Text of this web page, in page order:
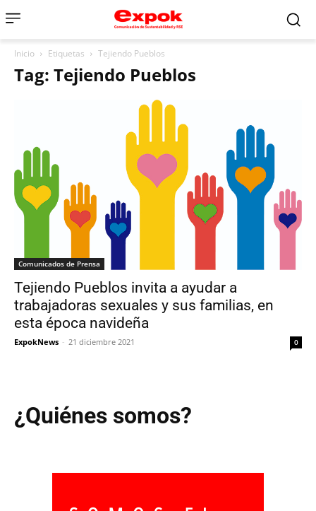
Inicio Etiquetas Tejiendo Pueblos
Tag: Tejiendo Pueblos
Comunicados de Prensa
Tejiendo Pueblos invita a ayudar a
trabajadoras sexuales y sus familias, en
esta época navideña
ExpokNews - 21 diciembre 2021 0
¿Quiénes somos?